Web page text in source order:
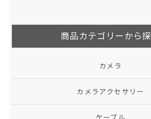
商品カテゴリーから
カメラ
カメラアクセサリー
ケーブル